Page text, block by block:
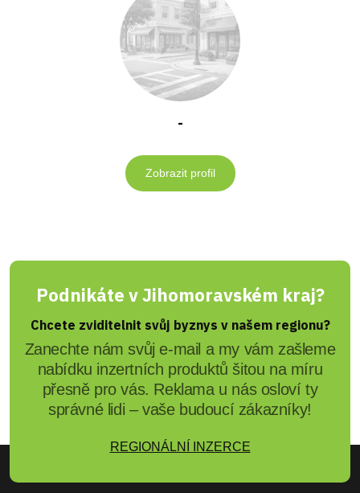
-
Zobrazit profil
Podnikáte v Jihomoravském kraj?
Chcete zviditelnit svůj byznys v našem regionu?
Zanechte nám svůj e-mail a my vám zašleme
nabídku inzertních produktů šitou na míru
přesně pro vás. Reklama u nás osloví ty
správné lidi – vaše budoucí zákazníky!
REGIONÁLNÍ INZERCE